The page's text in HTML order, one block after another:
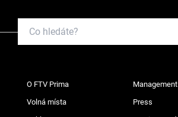
O FTV Prima Management
Volná místa Press